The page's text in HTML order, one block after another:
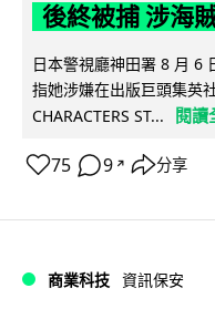
後終被捕 涉海
日本警視廳神田署 8 月 6
指她涉嫌在出版巨頭集英
CHARACTERS ST...
閱讀
75 9 ↗ 分享
商業科技 資訊保安